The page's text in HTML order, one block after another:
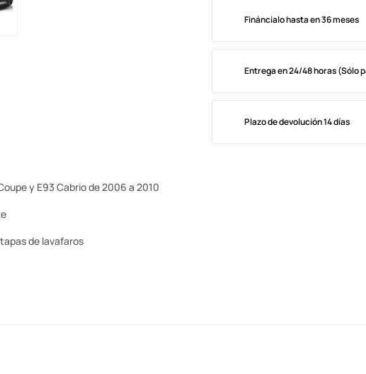
Fináncialo hasta en 36 meses
Entrega en 24/48 horas (Sólo
Plazo de devolución 14 días
y E93 Cabrio de 2006 a 2010
de lavafaros